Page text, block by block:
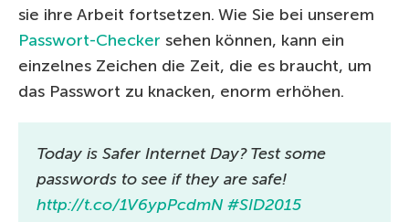
sie ihre Arbeit fortsetzen. Wie Sie bei unserem
Passwort-Checker sehen können, kann ein
einzelnes Zeichen die Zeit, die es braucht, um
das Passwort zu knacken, enorm erhöhen.
Today is Safer Internet Day? Test some
passwords to see if they are safe!
http://t.co/1V6ypPcdmN #SID2015